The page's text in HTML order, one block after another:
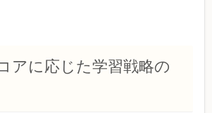
アに応じた学習戦略の